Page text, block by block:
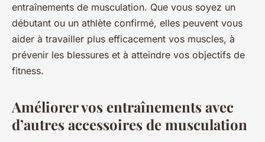
entraînements de musculation. Que vous soyez un
débutant ou un athlète confirmé, elles peuvent vous
aider à travailler plus efficacement vos muscles, à
prévenir les blessures et à atteindre vos objectifs de
fitness.
Améliorer vos entraînements avec
d’autres accessoires de musculation